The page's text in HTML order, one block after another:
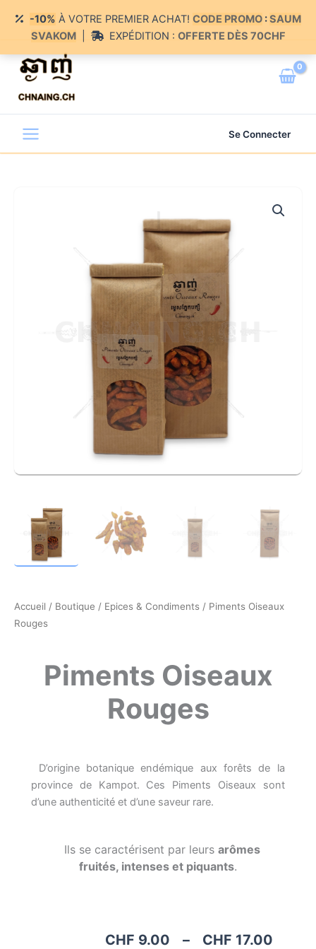
-10% À VOTRE PREMIER ACHAT! CODE PROMO:SAUM
SVAKOM| EXPÉDITION : OFFERTE DÈS 70CHF
contenu
Se Connecter
Accueil / Boutique / Epices & Condiments / Piments Oiseaux
Rouges
Piments Oiseaux
Rouges
D’origine botanique endémique aux forêts de la
province de Kampot. Ces Piments Oiseaux sont
d’une authenticité et d’une saveur rare.
Ils se caractérisent par leurs arômes
fruités, intenses et piquants.
CHF 9.00 – CHF 17.00